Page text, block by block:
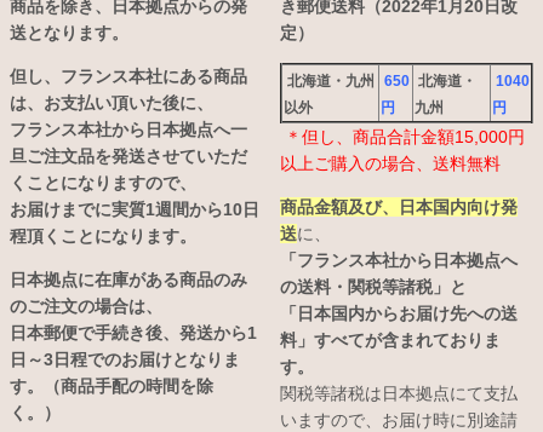
商品を除き、日本拠点からの発
送となります。
但し、フランス本社にある商品
は、お支払い頂いた後に、
フランス本社から日本拠点へ一
旦ご注文品を発送させていただ
くことになりますので、
お届けまでに実質1週間から10日
程頂くことになります。
日本拠点に在庫がある商品のみ
のご注文の場合は、
日本郵便で手続き後、発送から1
日～3日程でのお届けとなりま
す。（商品手配の時間を除
く。）
き郵便送料（2022年1月20日改
定）
北海道・九州
以外
650
円
北海道・
九州
1040
円
＊但し、商品合計金額15,000円
以上ご購入の場合、送料無料
商品金額及び、日本国内向け発
送に、
「フランス本社から日本拠点へ
の送料・関税等諸税」と
「日本国内からお届け先への送
料」すべてが含まれておりま
す。
関税等諸税は日本拠点にて支払
いますので、お届け時に別途請